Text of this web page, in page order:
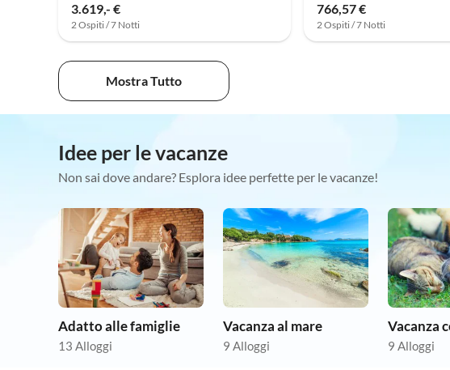
3.619,- €
2 Ospiti / 7 Notti
766,57 €
2 Ospiti / 7 Notti
Mostra Tutto
Idee per le vacanze
Non sai dove andare? Esplora idee perfette per le vacanze!
Adatto alle famiglie
13 Alloggi
Vacanza al mare
9 Alloggi 9 Alloggi